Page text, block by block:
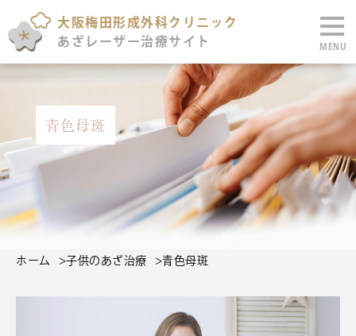
大阪梅田形成外科クリニック
あざレーザー治療サイト
MENU
青色母斑
ホーム >子供のあざ治療 >青色母斑